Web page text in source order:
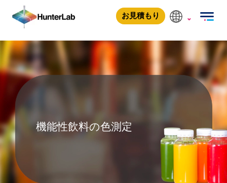
お見積もり
機能性飲料の色測定
機能性飲料の色測定